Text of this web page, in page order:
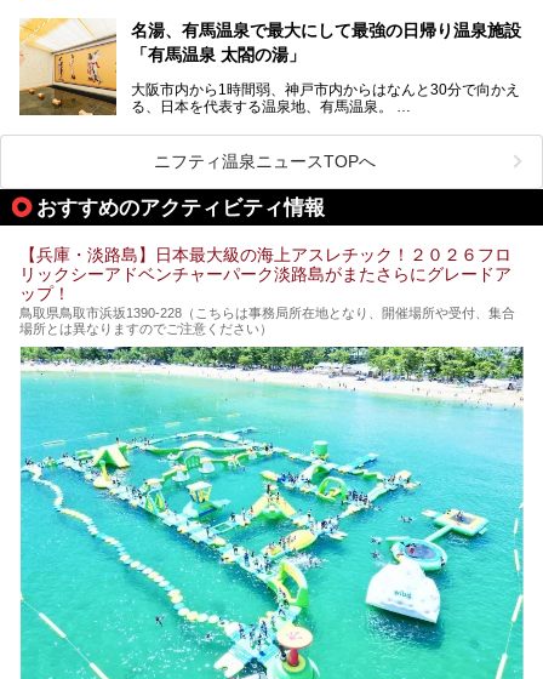
きます！
ング西日本1位、2年連続「ベストオブ宿泊賞」に輝いた
「神戸みなと温泉 蓮」の魅力に迫りました！
名湯、有馬温泉で最大にして最強の日帰り温泉施設
「有馬温泉 太閤の湯」
大阪市内から1時間弱、神戸市内からはなんと30分で向かえ
る、日本を代表する温泉地、有馬温泉。
有名な「金泉」と「銀泉」に加え、人工のの炭酸泉まで楽し
める、ある意味「最強」ともいえる施設です。
今回は自慢のお湯をメインにその魅力の数々を紹介します！
ニフティ温泉ニュースTOPへ
おすすめのアクティビティ情報
【兵庫・淡路島】日本最大級の海上アスレチック！２０２６フロ
リックシーアドベンチャーパーク淡路島がまたさらにグレードア
ップ！
鳥取県鳥取市浜坂1390‐228（こちらは事務局所在地となり、開催場所や受付、集合
場所とは異なりますのでご注意ください）